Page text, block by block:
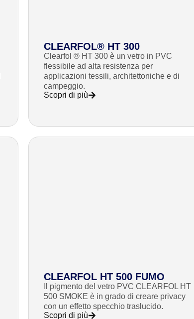
CLEARFOL® HT 300
Clearfol ® HT 300 è un vetro in PVC
flessibile ad alta resistenza per
applicazioni tessili, architettoniche e di
campeggio.
Scopri di più
CLEARFOL HT 500 FUMO
Il pigmento del vetro PVC CLEARFOL HT
500 SMOKE è in grado di creare privacy
con un effetto specchio traslucido.
Scopri di più